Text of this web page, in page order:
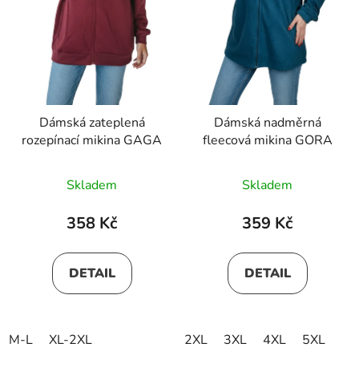
Dámská zateplená
rozepínací mikina GAGA
Skladem
358 Kč
DETAIL
M-L XL-2XL
Dámská nadměrná
fleecová mikina GORA
Skladem
359 Kč
DETAIL
2XL 3XL 4XL 5XL